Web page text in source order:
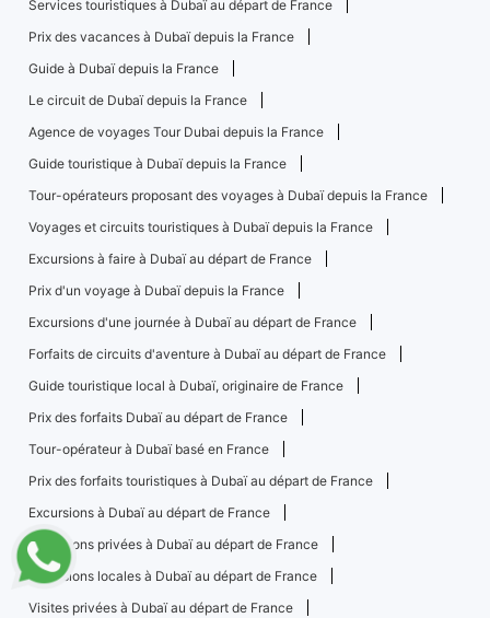
Services touristiques à Dubaï au départ de France
Prix ​​des vacances à Dubaï depuis la France
Guide à Dubaï depuis la France
Le circuit de Dubaï depuis la France
Agence de voyages Tour Dubai depuis la France
Guide touristique à Dubaï depuis la France
Tour-opérateurs proposant des voyages à Dubaï depuis la France
Voyages et circuits touristiques à Dubaï depuis la France
Excursions à faire à Dubaï au départ de France
Prix ​​d'un voyage à Dubaï depuis la France
Excursions d'une journée à Dubaï au départ de France
Forfaits de circuits d'aventure à Dubaï au départ de France
Guide touristique local à Dubaï, originaire de France
Prix ​​des forfaits Dubaï au départ de France
Tour-opérateur à Dubaï basé en France
Prix ​​des forfaits touristiques à Dubaï au départ de France
Excursions à Dubaï au départ de France
Excursions privées à Dubaï au départ de France
Excursions locales à Dubaï au départ de France
Visites privées à Dubaï au départ de France